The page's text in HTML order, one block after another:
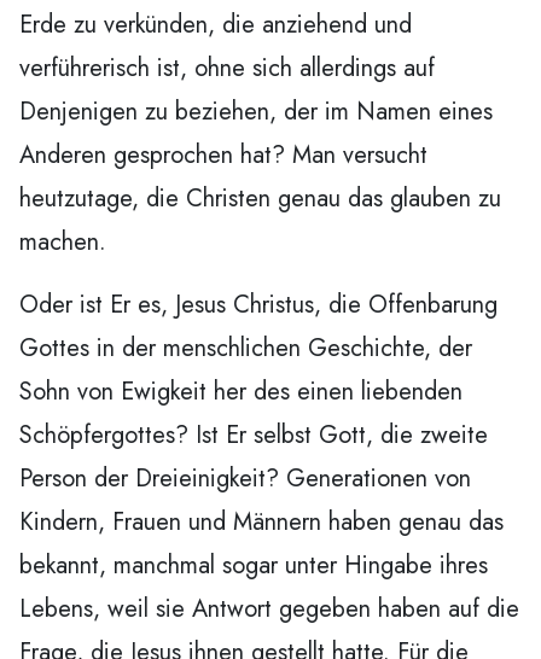
Erde zu verkünden, die anziehend und
verführerisch ist, ohne sich allerdings auf
Denjenigen zu beziehen, der im Namen eines
Anderen gesprochen hat? Man versucht
heutzutage, die Christen genau das glauben zu
machen.
Oder ist Er es, Jesus Christus, die Offenbarung
Gottes in der menschlichen Geschichte, der
Sohn von Ewigkeit her des einen liebenden
Schöpfergottes? Ist Er selbst Gott, die zweite
Person der Dreieinigkeit? Generationen von
Kindern, Frauen und Männern haben genau das
bekannt, manchmal sogar unter Hingabe ihres
Lebens, weil sie Antwort gegeben haben auf die